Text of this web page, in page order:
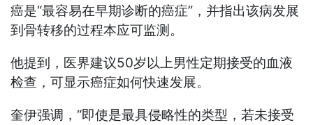
癌是“最容易在早期诊断的癌症”，并指出该病发展
到骨转移的过程本应可监测。
他提到，医界建议50岁以上男性定期接受的血液
检查，可显示癌症如何快速发展。
奎伊强调，“即使是最具侵略性的类型，若未接受